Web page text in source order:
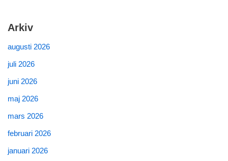
Arkiv
augusti 2026
juli 2026
juni 2026
maj 2026
mars 2026
februari 2026
januari 2026